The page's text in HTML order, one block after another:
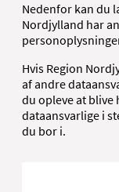
Nedenfor kan du
Nordjylland har
Hvis Region
af andre
du opleve at blive
dataansvarlige i
du bor i.